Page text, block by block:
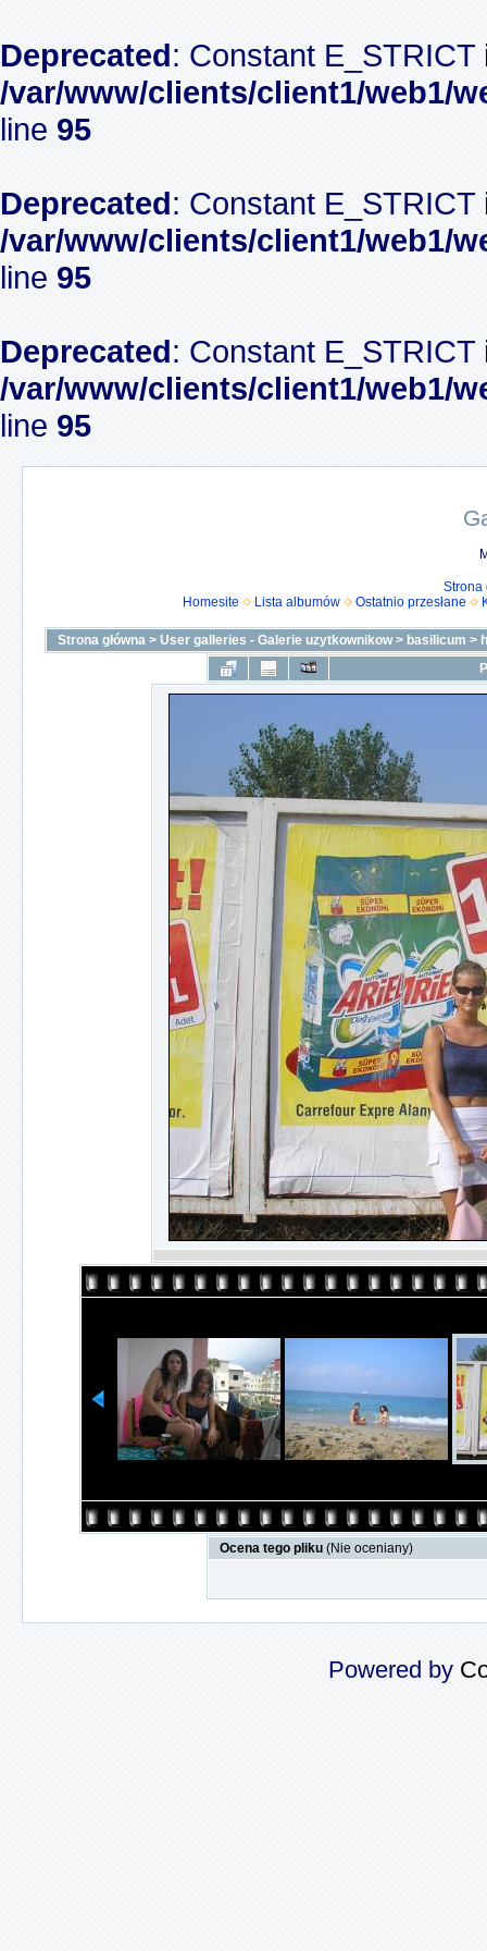
Deprecated: Constant
/var/www/clients/client1/web1/
line 95
Deprecated: Constant
/var/www/clients/client1/web1/
line 95
Deprecated: Constant
/var/www/clients/client1/web1/
line 95
Strona
Homesite
Lista albumów Ostatnio przesłane
Strona główna > User galleries - Galerie uzytkownikow> basilicum >
Ocena tego pliku (Nie oceniany)
Powered by